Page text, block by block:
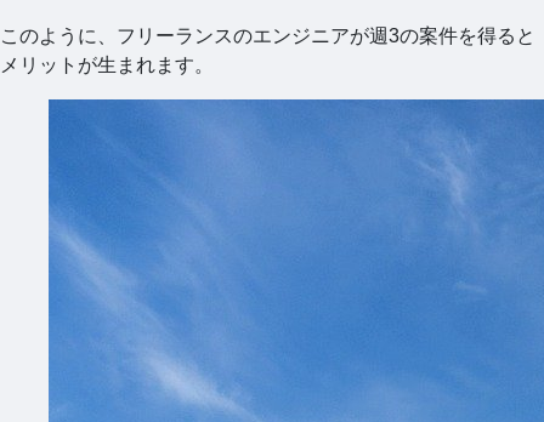
このように、フリーランスのエンジニアが週3の案件を得ると
メリットが生まれます。